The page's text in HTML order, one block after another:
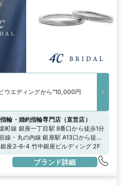
ウエディングから”10,000円
輪・婚約指輪専門店（直営店 ）
町線 銀座一丁目駅 8番口から徒歩1分
線・丸の内線 銀座駅 A13口から徒歩
銀座駅 A8口から徒歩6分
座2-6-4 竹中銀座ビルディング 2F
ブランド詳細